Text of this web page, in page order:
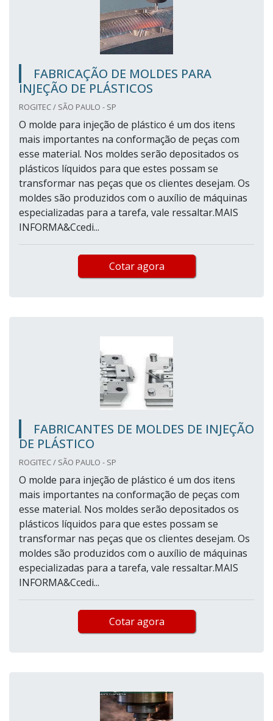
FABRICAÇÃO DE MOLDES PARA
INJEÇÃO DE PLÁSTICOS
ROGITEC / SÃO PAULO - SP
O molde para injeção de plástico é um dos itens
mais importantes na conformação de peças com
esse material. Nos moldes serão depositados os
plásticos líquidos para que estes possam se
transformar nas peças que os clientes desejam. Os
moldes são produzidos com o auxílio de máquinas
especializadas para a tarefa, vale ressaltar.MAIS
INFORMA&Ccedi...
Cotar agora
FABRICANTES DE MOLDES DE INJEÇÃO
DE PLÁSTICO
ROGITEC / SÃO PAULO - SP
O molde para injeção de plástico é um dos itens
mais importantes na conformação de peças com
esse material. Nos moldes serão depositados os
plásticos líquidos para que estes possam se
transformar nas peças que os clientes desejam. Os
moldes são produzidos com o auxílio de máquinas
especializadas para a tarefa, vale ressaltar.MAIS
INFORMA&Ccedi...
Cotar agora